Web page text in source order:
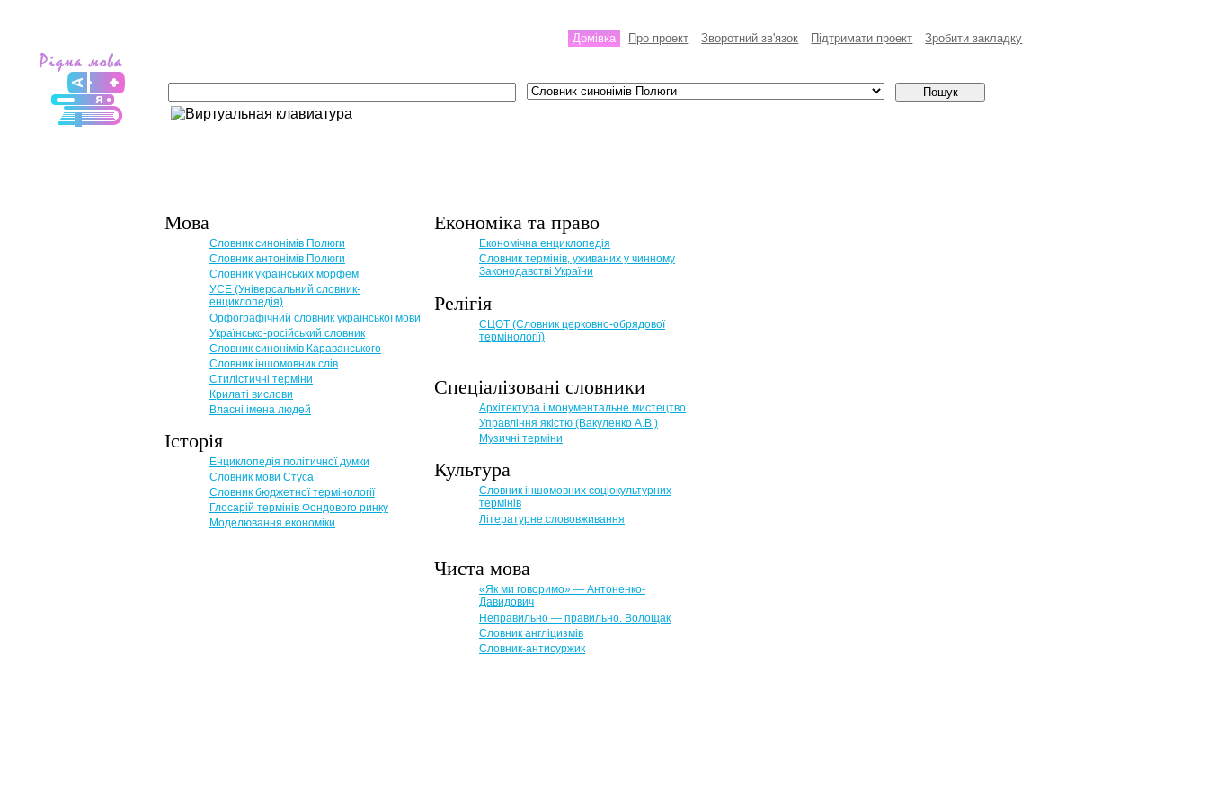
Домівка Про проект Зворотний зв'язок Пiдтримати проект Зробити закладку
Мова
Словник синонімів Полюги
Словник антонімів Полюги
Словник українських морфем
УСЕ (Універсальний словник-
енциклопедія)
Орфографічний словник української мови
Українсько-російський словник
Словник синонімів Караванського
Словник іншомовник слів
Стилістичні терміни
Крилаті вислови
Власні імена людей
Історія
Енциклопедія політичної думки
Словник мови Стуса
Словник бюджетної термінології
Глосарій термінів Фондового ринку
Моделювання економіки
Економіка та право
Eкономічна енциклопедія
Словник термінів, уживаних у чинному
Законодавстві України
Релігія
СЦОТ (Словник церковно-обрядової
термінології)
Спеціалізовані словники
Архітектура і монументальне мистецтво
Управління якістю (Вакуленко А.В.)
Музичні терміни
Культура
Словник іншомовних соціокультурних
термінів
Літературне слововживання
Чиста мова
«Як ми говоримо» — Антоненко-
Давидович
Неправильно — правильно. Волощак
Словник англіцизмів
Словник-антисуржик